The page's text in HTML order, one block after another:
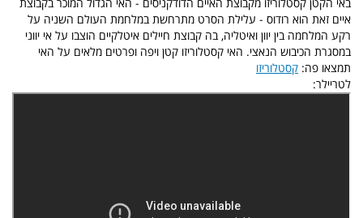
באי הקטן קסטלוריזו מקבוצת האיים הדודקניסים - האי הגדול המוכר בקבוצת
איים זאת הוא רודוס - עלילת הסרט מתרחשת במלחמת העולם השניה על
רקע המלחמה בין יוון ואיטליה, בה קבוצת חיילים איטלקיים הוצבו על אי יווני
במסגרת הכיבוש הנאצי. האי קסטלוריזו קטן ויפה ופרטים מלאים על האי
תמצאו פה: קסטלוריזו
לטריילר: